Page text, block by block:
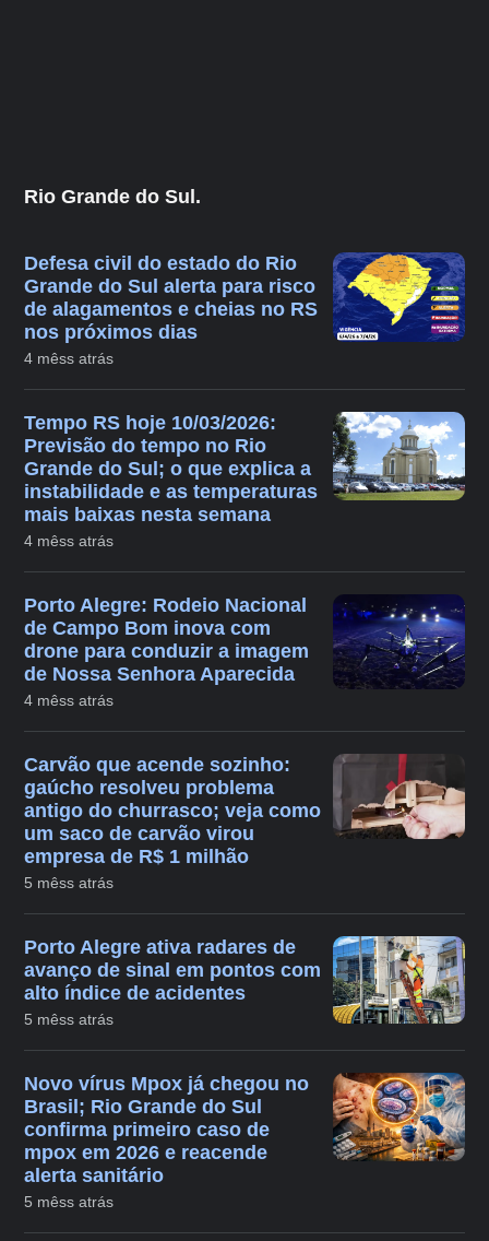
Rio Grande do Sul.
Defesa civil do estado do Rio
Grande do Sul alerta para risco
de alagamentos e cheias no RS
nos próximos dias
4 mêss atrás
Tempo RS hoje 10/03/2026:
Previsão do tempo no Rio
Grande do Sul; o que explica a
instabilidade e as temperaturas
mais baixas nesta semana
4 mêss atrás
Porto Alegre: Rodeio Nacional
de Campo Bom inova com
drone para conduzir a imagem
de Nossa Senhora Aparecida
4 mêss atrás
Carvão que acende sozinho:
gaúcho resolveu problema
antigo do churrasco; veja como
um saco de carvão virou
empresa de R$ 1 milhão
5 mêss atrás
Porto Alegre ativa radares de
avanço de sinal em pontos com
alto índice de acidentes
5 mêss atrás
Novo vírus Mpox já chegou no
Brasil; Rio Grande do Sul
confirma primeiro caso de
mpox em 2026 e reacende
alerta sanitário
5 mêss atrás